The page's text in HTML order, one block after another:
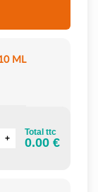
ML
Total ttc
0.00 €